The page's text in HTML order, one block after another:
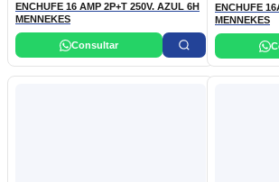
ENCHUFE 16 AMP 2P+T 250V. AZUL 6H
MENNEKES
Consultar
ENCHUFE
MENNEKES